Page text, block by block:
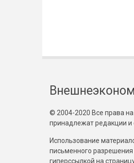
© 2004-2020 Все права
принадлежат редакции и
Использование
письменного
гиперссылкой на